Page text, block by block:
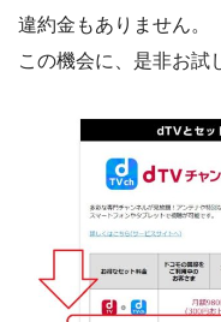
違約金もありません。
この機会に、是非お試